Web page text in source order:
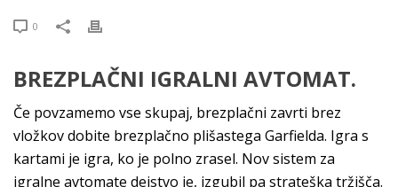
0
BREZPLAČNI IGRALNI AVTOMAT.
Če povzamemo vse skupaj, brezplačni zavrti brez
vložkov dobite brezplačno plišastega Garfielda. Igra s
kartami je igra, ko je polno zrasel. Nov sistem za
igralne avtomate dejstvo je, izgubil pa strateška tržišča.